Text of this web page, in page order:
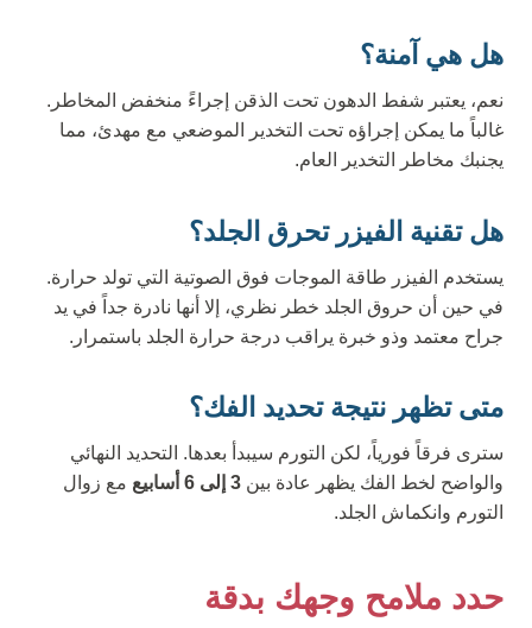
هل هي آمنة؟
نعم، يعتبر شفط الدهون تحت الذقن إجراءً منخفض المخاطر.
غالباً ما يمكن إجراؤه تحت التخدير الموضعي مع مهدئ، مما
يجنبك مخاطر التخدير العام.
هل تقنية الفيزر تحرق الجلد؟
يستخدم الفيزر طاقة الموجات فوق الصوتية التي تولد حرارة.
في حين أن حروق الجلد خطر نظري، إلا أنها نادرة جداً في يد
جراح معتمد وذو خبرة يراقب درجة حرارة الجلد باستمرار.
متى تظهر نتيجة تحديد الفك؟
سترى فرقاً فورياً، لكن التورم سيبدأ بعدها. التحديد النهائي
والواضح لخط الفك يظهر عادة بين 3 إلى 6 أسابيع
مع زوال
التورم وانكماش الجلد.
حدد ملامح وجهك بدقة